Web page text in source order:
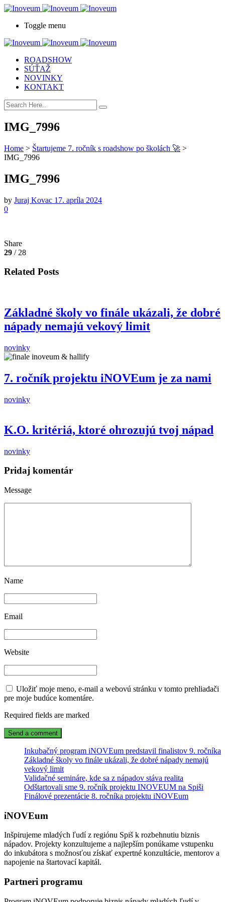
Toggle menu
ROADSHOW
SÚŤAŽ
NOVINKY
KONTAKT
IMG_7996
Home > Štartujeme 7. ročník s roadshow po školách 🚀 >
IMG_7996
IMG_7996
by Juraj Kovac 17. apríla 2024
0
Share
29 / 28
Related Posts
Základné školy vo finále ukázali, že dobré
nápady nemajú vekový limit
novinky
7. ročník projektu iNOVEum je za nami
novinky
K.O. kritériá, ktoré ohrozujú tvoj nápad
novinky
Pridaj komentár
Message
Name
Email
Website
Uložiť moje meno, e-mail a webovú stránku v tomto prehliadači
pre moje budúce komentáre.
Required fields are marked
Inkubačný program iNOVEum predstavil finalistov 9. ročníka
Základné školy vo finále ukázali, že dobré nápady nemajú
vekový limit
Validačné semináre, kde sa z nápadov stáva realita
Odštartovali sme 9. ročník projektu INOVEUM na Spiši
Finálové prezentácie 8. ročníka projektu iNOVEum
iNOVEum
Inšpirujeme mladých ľudí z regiónu Spiš k rozbehnutiu biznis
nápadov. Projekty konzultujeme a najlepším ponúkame vstupenku
do inkubátora s možnosťou získať expertné konzultácie, mentorov a
napojenie na štartovací kapitál.
Partneri programu